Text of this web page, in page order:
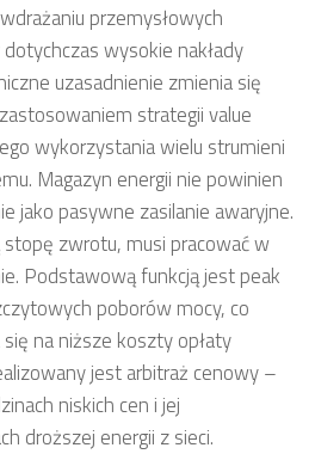
przemysłowych
wysokie nakłady
uzasadnienie zmienia się
strategii value
wykorzystania wielu strumieni
Magazyn energii nie powinien
jako pasywne zasilanie awaryjne.
zwrotu, musi pracować w
Podstawową funkcją jest peak
poborów mocy, co
na niższe koszty opłaty
jest arbitraż cenowy –
niskich cen i jej
droższej energii z sieci.